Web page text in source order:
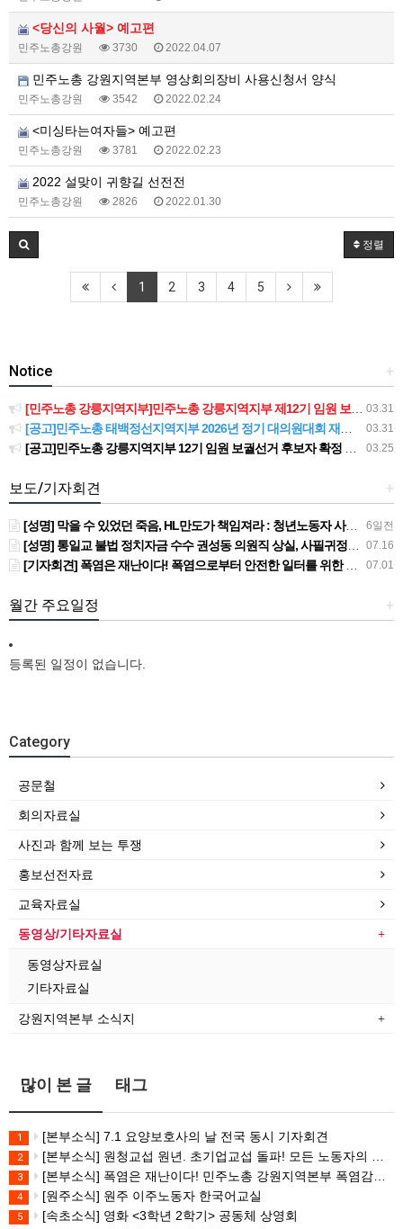
<당신의 사월> 예고편
민주노총강원 3730 2022.04.07
민주노총 강원지역본부 영상회의장비 사용신청서 양식
민주노총강원 3542 2022.02.24
<미싱타는여자들> 예고편
민주노총강원 3781 2022.02.23
2022 설맞이 귀향길 선전전
민주노총강원 2826 2022.01.30
정렬
1 2 3 4 5
+
Notice
03.31
[민주노총 강릉지역지부]민주노총 강릉지역지부 제12기 임원 보궐선거결과 공고
03.31
[공고]민주노총 태백정선지역지부 2026년 정기 대의원대회 재소집 건
03.25
[공고]민주노총 강릉지역지부 12기 임원 보궐선거 후보자 확정 공고
+
보도/기자회견
6일전
[성명] 막을 수 있었던 죽음, HL만도가 책임져라 : 청년노동자 사망사고의 철저한 진상규명과 재발방지 대책 마련하라
07.16
[성명] 통일교 불법 정치자금 수수 권성동 의원직 상실, 사필귀정이다
07.01
[기자회견] 폭염은 재난이다! 폭염으로부터 안전한 일터를 위한 민주노총 강원지역본부 폭염감시단 선포 기자회견
+
월간 주요일정
등록된 일정이 없습니다.
Category
공문철
회의자료실
사진과 함께 보는 투쟁
홍보선전자료
교육자료실
동영상/기타자료실
동영상자료실
기타자료실
강원지역본부 소식지
많이 본 글 태그
1 [본부소식] 7.1 요양보호사의 날 전국 동시 기자회견
2 [본부소식] 원청교섭 원년. 초기업교섭 돌파! 모든 노동자의 노동기본권 쟁취! 민주노총 7.15 총파업대회
3 [본부소식] 폭염은 재난이다! 민주노총 강원지역본부 폭염감시단 선포 기자회견
4 [원주소식] 원주 이주노동자 한국어교실
5 [속초소식] 영화 <3학년 2학기> 공동체 상영회